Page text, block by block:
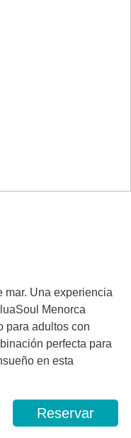
mar. Una experiencia
Menorca
para adultos con
perfecta para
en esta
Reservar